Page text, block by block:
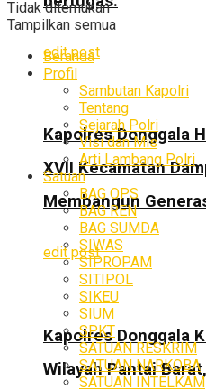
edit post
Kapolres Donggala
XVII Kecamatan
Membangun
edit post
Kapolres Donggala
Wilayah Pantai
Tidak ditemukan
Tampilkan semua
Beranda
Profil
Sambutan Kapolri
Tentang
Sejarah Polri
Visi dan Mis
Arti Lambang Polri
Satuan
BAG OPS
BAG REN
BAG SUMDA
SIWAS
SIPROPAM
SITIPOL
SIKEU
SIUM
SPKT
SATUAN RESKRIM
SATUAN NARKOBA
SATUAN INTELKAM